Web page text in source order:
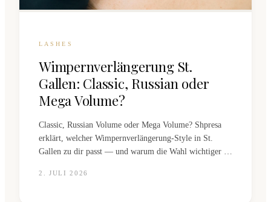
LASHES
Wimpernverlängerung St.
Gallen: Classic, Russian oder
Mega Volume?
Classic, Russian Volume oder Mega Volume? Shpresa
erklärt, welcher Wimpernverlängerung-Style in St.
Gallen zu dir passt — und warum die Wahl wichtiger ist
2. JULI 2026